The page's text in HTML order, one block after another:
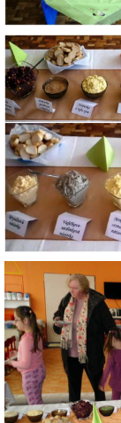
TLAČIVÁ
ŠKOLSKÝ
JEDÁLNY LÍSTOK
RECEPTY
PROJEKTY
ZDRAVÝ ÚSMEV
NADÁCIA TESCO
NADÁCIA